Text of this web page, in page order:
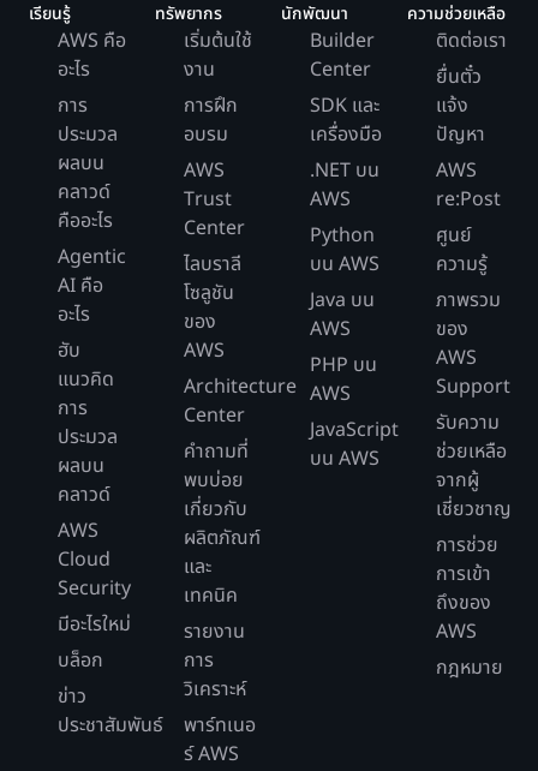
เรียนรู้
AWS คือ
อะไร
การ
ประมวล
ผลบน
คลาวด์
คืออะไร
Agentic
AI คือ
อะไร
ฮับ
แนวคิด
การ
ประมวล
ผลบน
คลาวด์
AWS
Cloud
Security
มีอะไรใหม่
บล็อก
ข่าว
ประชาสัมพันธ์
ทรัพยากร
เริ่มต้นใช้
งาน
การฝึก
อบรม
AWS
Trust
Center
ไลบราลี
โซลูชัน
ของ
AWS
Architecture
Center
คำถามที่
พบบ่อย
เกี่ยวกับ
ผลิตภัณฑ์
และ
เทคนิค
รายงาน
การ
วิเคราะห์
พาร์ทเนอ
ร์ AWS
นักพัฒนา
Builder
Center
SDK และ
เครื่องมือ
.NET บน
AWS
Python
บน AWS
Java บน
AWS
PHP บน
AWS
JavaScript
บน AWS
ความช่วยเหลือ
ติดต่อเรา
ยื่นตั๋ว
แจ้ง
ปัญหา
AWS
re:Post
ศูนย์
ความรู้
ภาพรวม
ของ
AWS
Support
รับความ
ช่วยเหลือ
จากผู้
เชี่ยวชาญ
การช่วย
การเข้า
ถึงของ
AWS
กฎหมาย